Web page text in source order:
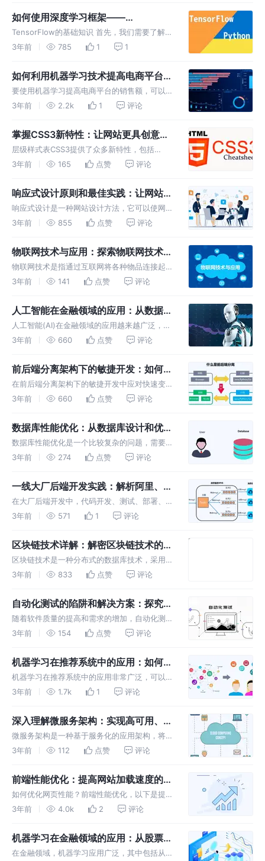
键技术。 基于ASR-NLP的智能语音交互应用是
指通过语音识别
如何使用深度学习框架——
TensorFlow 技术实现图像的分类？
TensorFlow的基础知识 首先，我们需要了解
TensorFlow是什么以及它是如何工作的。
Google开发并维护。它基于数据流图
3年前 785 1 1
如何利用机器学习技术提高电商平台的
销售额？
要使用机器学习提高电商平台的销售额，可以从
以下几个方面入手： 1.数据分析：分析过去的销
低，哪些生命周期短，哪些生命周期长等，并了
解销售额变化的规律。针对这些
3年前 2.2k 1 评论
掌握CSS3新特性：让网站更具创意和
交互性
层级样式表CSS3提供了众多新特性，包括
Flexbox布局、多列布局、CSS动画、变换和过
基本知识，可以在网站设计中更好的应用它们。
3年前 165 点赞 评论
响应式设计原则和最佳实践：让网站在
不同设备上呈现最佳效果
响应式设计是一种网站设计方法，它可以使网站
在不同设备上呈现最佳效果。以下是一些响应式
布局是指将网站的布局根据设备的屏幕大小进行
调整，以确保在不同设备上都能够
3年前 855 点赞 评论
物联网技术与应用：探索物联网技术在
智能家居、智能制造等领域的实践与应
用
物联网技术是指通过互联网将各种物品连接起
来，实现智能化管理和控制的技术。在智能家
泛的应用。 以下是一个简单的物联网技术应用
案例代码，用于控制智能灯光的开关
3年前 141 点赞 评论
人工智能在金融领域的应用：从数据挖
掘到风险控制，探索人工智能的潜力
人工智能(AI)在金融领域的应用越来越广泛，从
数据挖掘到风险控制，都探索着AI的潜力。 数
以帮助金融机构快速、准确地分析这些数据，识
别出其中的规律和趋势
3年前 660 点赞 评论
前后端分离架构下的敏捷开发：如何应
对快速变化的市场需求
在前后端分离架构下的敏捷开发中应对快速变化
的市场需求，可以考虑以下几点： 采用敏捷开
变化的市场需求下更加高效和迅速地进行开发，
同时也能够更好地应对需求变更。
3年前 660 点赞 评论
数据库性能优化：从数据库设计和优化
两方面探讨如何提高数据库性能
数据库性能优化是一个比较复杂的问题，需要从
数据库设计和优化两方面来探讨如何提高数据库
构：表结构的设计要符合规范，要遵循第一范
式、第二范式、第三范式等标准
3年前 274 点赞 评论
一线大厂后端开发实践：解析阿里、腾
讯等大厂后端开发的核心技术
在大厂后端开发中，代码开发、测试、部署、监
控等都需要用到一些工具和流程。例如，阿里的
使用Jenkins进行持续集成和自动化部署，使用
SLS进行日志分析
3年前 571 1 评论
区块链技术详解：解密区块链技术的原
理、应用与前景
区块链技术是一种分布式的数据库技术，采用了
分布式记账、去中心化、加密保护等技术，被广
域。它的本质是一种分布式数据库，不同之处是
它采用了链式结构，保证了每一条记
3年前 833 点赞 评论
自动化测试的陷阱和解决方案：探究自
动化测试的奥秘
随着软件质量的提高和需求的增加，自动化测试
已经成为现代软件开发的重要组成部分。虽然自
一些陷阱和挑战。 以下是一些常见的自动化测
试陷阱和解决方案： 陷阱：自动化
3年前 154 点赞 评论
机器学习在推荐系统中的应用：如何利
用机器学习算法提高用户体验
机器学习在推荐系统中的应用非常广泛，可以通
过分析用户的行为和兴趣，将用户分成不同的群
以下是一些机器学习算法在推荐系统中的应用：
协同过滤算法：通过分析大量用户
3年前 1.7k 1 评论
深入理解微服务架构：实现高可用、可
扩展的服务化应用
微服务架构是一种基于服务化的应用架构，将单
体应用拆分成多个小型服务，每个服务都有自己
RESTful API进行交互，实现更高的扩展性和可
维护性，下面就深入理解微服
3年前 112 点赞 评论
前端性能优化：提高网站加载速度的5
个技巧
如何优化网页性能？前端性能优化，以下是提高
网站加载速度的5个技巧： 压缩和合并文件：压
减少HTTP请求。 延迟加载：只在需要时加载内
3年前 4.0k 2 评论
机器学习在金融领域的应用：从股票市
场到投资组合管理
在金融领域，机器学习应用广泛，其中包括从股